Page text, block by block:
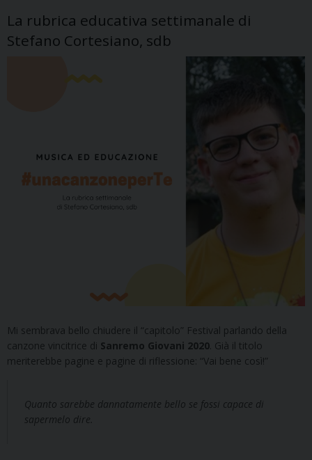
La rubrica educativa settimanale di
Stefano Cortesiano, sdb
Mi sembrava bello chiudere il “capitolo” Festival parlando della
canzone vincitrice di Sanremo Giovani 2020 . Già il titolo
meriterebbe pagine e pagine di riflessione: “Vai bene così!”
Quanto sarebbe dannatamente bello se fossi capace di
sapermelo dire.